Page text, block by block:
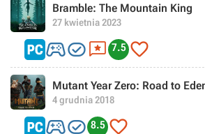
Bramble: The Mountain King
27 kwietnia 2023
 7.5 
Mutant Year Zero: Road to
4 grudnia 2018
 8.5 